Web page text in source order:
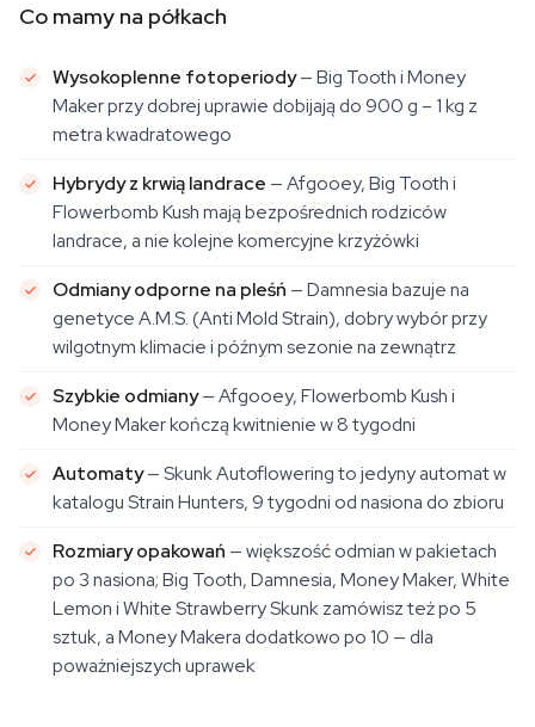
Co mamy na półkach
Wysokoplenne fotoperiody— Big Tooth i Money
Maker przy dobrej uprawie dobijają do 900 g – 1 kg z
metra kwadratowego
Hybrydy z krwią landrace — Afgooey, Big Tooth i
Flowerbomb Kush mają bezpośrednich rodziców
landrace, a nie kolejne komercyjne krzyżówki
Odmiany odporne na pleśń — Damnesia bazuje na
genetyce A.M.S. (Anti Mold Strain), dobry wybór przy
wilgotnym klimacie i późnym sezonie na zewnątrz
Szybkie odmiany— Afgooey, Flowerbomb Kush i
Money Maker kończą kwitnienie w 8 tygodni
Automaty— Skunk Autoflowering to jedyny automat w
katalogu Strain Hunters, 9 tygodni od nasiona do zbioru
Rozmiary opakowań — większość odmian w pakietach
po 3 nasiona; Big Tooth, Damnesia, Money Maker, White
Lemon i White Strawberry Skunk zamówisz też po 5
sztuk, a Money Makera dodatkowo po 10 — dla
poważniejszych uprawek